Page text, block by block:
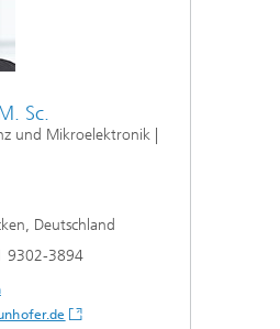
Sc.
und Mikroelektronik |
Deutschland
9302-3894